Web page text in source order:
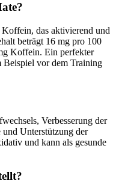
das aktivierend und
beträgt 16 mg pro 100
Koffein. Ein perfekter
Beispiel vor dem Training
Verbesserung der
Unterstützung der
und kann als gesunde